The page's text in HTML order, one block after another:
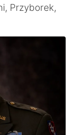
Przyborek,